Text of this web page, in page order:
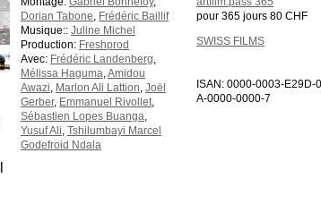
pour 365 jours 80 CHF
SWISS FILMS
ISAN: 0000-0003-E29D-
A-0000-0000-7
Dorian Tabone Frédéric Baillif
Musique:: Juline Michel
Production: Freshprod
Avec: Frédéric Landenberg
Mélissa Haguma Amidou
Awazi Marlon Ali Lattion Joël
Gerber, Emmanuel Rivollet
Sébastien Lopes Buanga
Yusuf Ali Tshilumbayi Marcel
Godefroid Ndala